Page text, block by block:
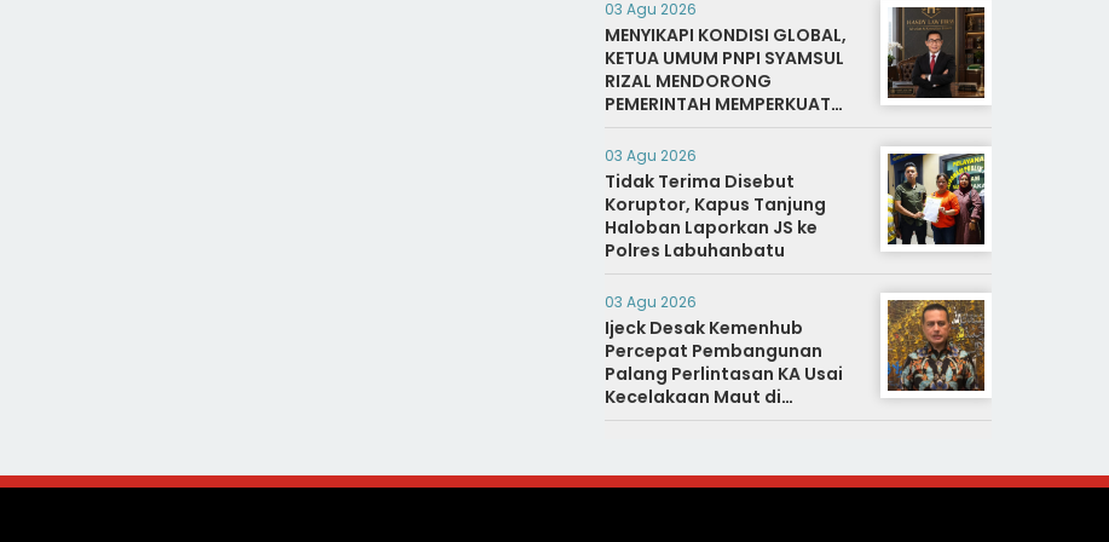
03 Agu 2026
MENYIKAPI KONDISI GLOBAL,
KETUA UMUM PNPI SYAMSUL
RIZAL MENDORONG
PEMERINTAH MEMPERKUAT
SISTEM DAN INFRASTRUKTUR
INTELIJEN NEGARA
03 Agu 2026
Tidak Terima Disebut
Koruptor, Kapus Tanjung
Haloban Laporkan JS ke
Polres Labuhanbatu
03 Agu 2026
Ijeck Desak Kemenhub
Percepat Pembangunan
Palang Perlintasan KA Usai
Kecelakaan Maut di
Perbaungan